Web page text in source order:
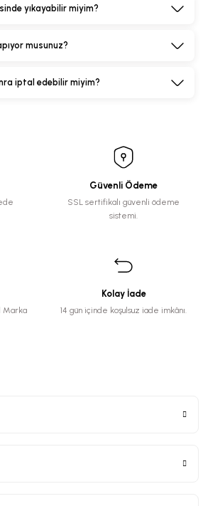
yıkayabilir miyim?
musunuz?
iptal edebilir miyim?
Güvenli Ödeme
SSL sertifikalı güvenli ödeme
sistemi.
Marka
Kolay İade
14 gün içinde koşulsuz iade imkânı.